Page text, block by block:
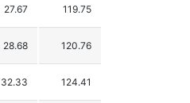
27.67 119.75
28.68 120.76
32.33 124.41